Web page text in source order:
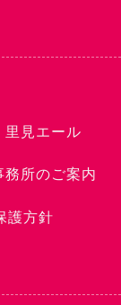
里見エール
務所のご案内
護方針